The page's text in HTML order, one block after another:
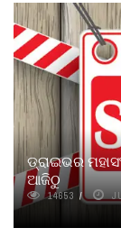
ଡ୍ରାଇଭର
ଆଜିଠୁ
14653